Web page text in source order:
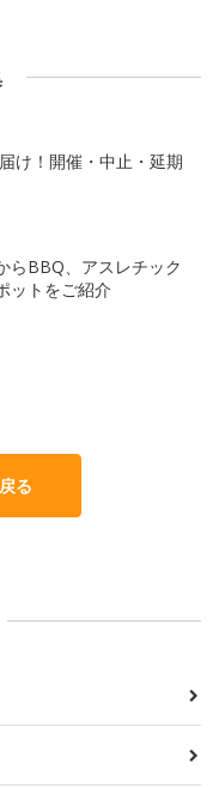
け！開催・中止・延期
らBBQ、アスレチック
ットをご紹介
る